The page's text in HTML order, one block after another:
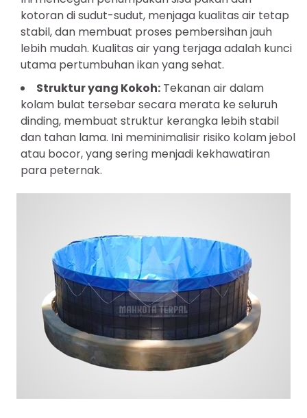
kotoran di sudut-sudut, menjaga kualitas air tetap
stabil, dan membuat proses pembersihan jauh
lebih mudah. Kualitas air yang terjaga adalah kunci
utama pertumbuhan ikan yang sehat.
Struktur yang Kokoh: Tekanan air dalam
kolam bulat tersebar secara merata ke seluruh
dinding, membuat struktur kerangka lebih stabil
dan tahan lama. Ini meminimalisir risiko kolam jebol
atau bocor, yang sering menjadi kekhawatiran
para peternak.